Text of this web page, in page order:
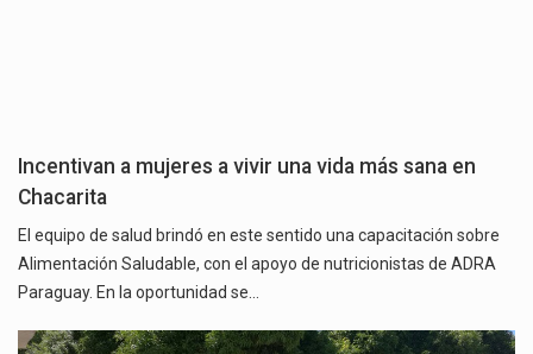
Incentivan a mujeres a vivir una vida más sana en
Chacarita
El equipo de salud brindó en este sentido una capacitación sobre
Alimentación Saludable, con el apoyo de nutricionistas de ADRA
Paraguay. En la oportunidad se…